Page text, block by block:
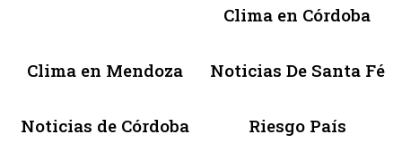
Clima en Córdoba
Clima en Mendoza Noticias De Santa Fé
Noticias de Córdoba Riesgo País